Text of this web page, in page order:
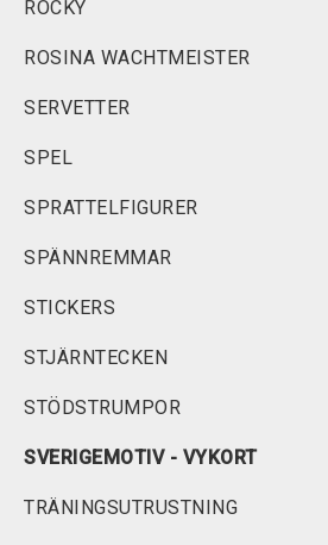
ROCKY
ROSINA WACHTMEISTER
SERVETTER
SPEL
SPRATTELFIGURER
SPÄNNREMMAR
STICKERS
STJÄRNTECKEN
STÖDSTRUMPOR
SVERIGEMOTIV - VYKORT
TRÄNINGSUTRUSTNING